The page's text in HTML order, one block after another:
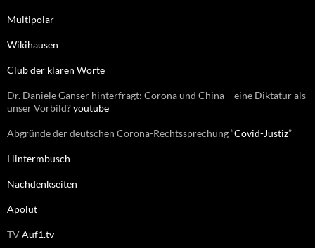
a
h
Multipolar
Wikihausen
Club der klaren Worte
Dr. Daniele Ganser hinterfragt: Corona und China – eine Diktatur als
unser Vorbild?youtube
Abgründe der deutschen Corona-Rechtssprechung “Covid-Justiz”
Hintermbusch
Nachdenkseiten
Apolut
TVAuf1.tv